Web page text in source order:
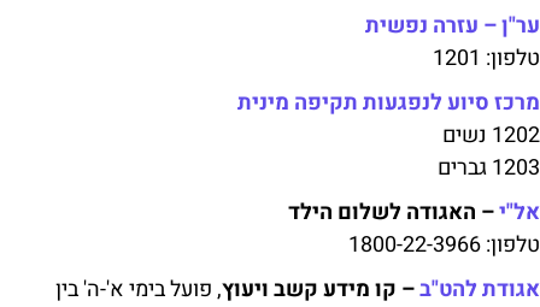
ער"ן – עזרה נפשית
טלפון: 1201
מרכז סיוע לנפגעות תקיפה מינית
1202 נשים
1203 גברים
אל"י– האגודה לשלום הילד
טלפון: 1800-22-3966
אגודת להט"ב– קו מידע קשב ויעוץ, פועל בימי א'-ה' בין